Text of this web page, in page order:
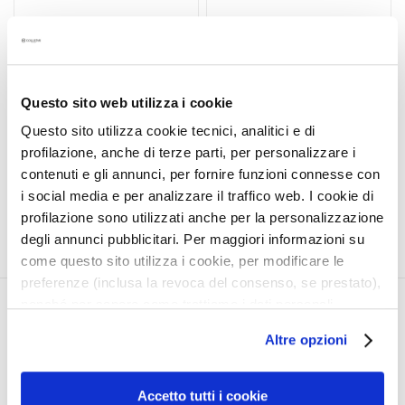
Questo sito web utilizza i cookie
Questo sito utilizza cookie tecnici, analitici e di
profilazione, anche di terze parti, per personalizzare i
contenuti e gli annunci, per fornire funzioni connesse con
i social media e per analizzare il traffico web. I cookie di
profilazione sono utilizzati anche per la personalizzazione
degli annunci pubblicitari. Per maggiori informazioni su
come questo sito utilizza i cookie, per modificare le
preferenze (inclusa la revoca del consenso, se prestato),
l’informativa cookie completa e l’informativa privacy
disponibiliqui. Le ricordiamo che, qualora clicchi su
“Utilizza solo i cookie necessari”, non sarà installato
Altre opzioni
Accetto tutti i cookie
e
m
n
t
s
p
é
c
i
f
i
q
s
CHEVEUX COLORÉS
25,00 €
5,0/5
1
reviews
HYDRATANT INTENSIF
31,00 €
CORPORATE
Contacts
Déclaration d'accessibilité
MON PROFIL
Informations du compte
Carnet d'adresses
Mes commandes